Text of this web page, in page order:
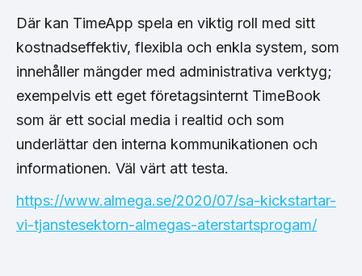
Där kan TimeApp spela en viktig roll med sitt
kostnadseffektiv, flexibla och enkla system, som
innehåller mängder med administrativa verktyg;
exempelvis ett eget företagsinternt TimeBook
som är ett social media i realtid och som
underlättar den interna kommunikationen och
informationen. Väl värt att testa.
https://www.almega.se/2020/07/sa-kickstartar-
vi-tjanstesektorn-almegas-aterstartsprogam/